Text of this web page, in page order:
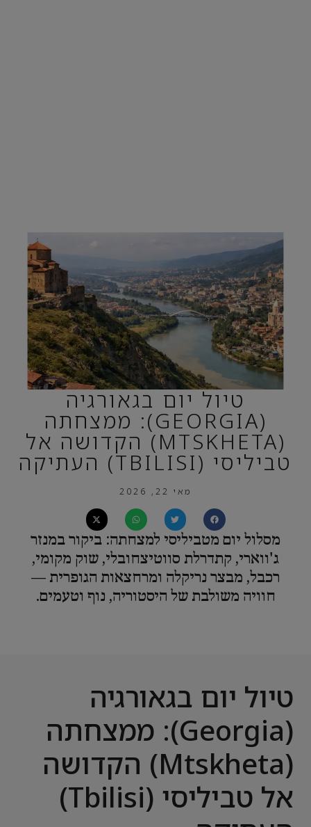
טיול יום בגאורגיה
(GEORGIA): ממצחתה
(MTSKHETA) הקדושה אל
טביליסי (TBILISI) העתיקה
מאי 22, 2026
מסלול יום מטביליסי למצחתה: ביקור במנזר
ג'ווארי, קתדרלת סווטיצחובלי, שוק מקומי,
רכבל, מבצר נריקלה ומרחצאות הגופרית —
חוויה משולבת של היסטוריה, נוף וטעמים.
טיול יום בגאורגיה
(Georgia): ממצחתה
(Mtskheta) הקדושה
אל טביליסי (Tbilisi)